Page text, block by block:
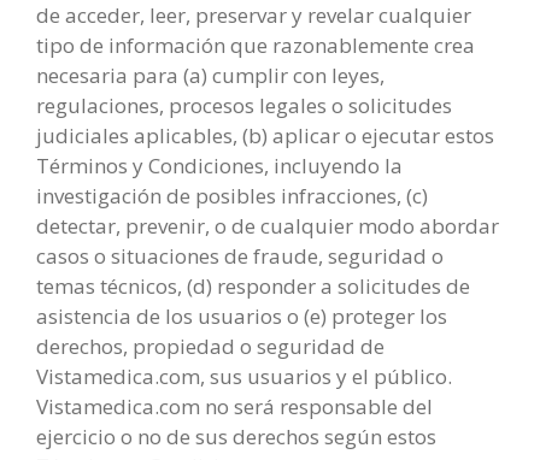
de acceder, leer, preservar y revelar cualquier
tipo de información que razonablemente crea
necesaria para (a) cumplir con leyes,
regulaciones, procesos legales o solicitudes
judiciales aplicables, (b) aplicar o ejecutar estos
Términos y Condiciones, incluyendo la
investigación de posibles infracciones, (c)
detectar, prevenir, o de cualquier modo abordar
casos o situaciones de fraude, seguridad o
temas técnicos, (d) responder a solicitudes de
asistencia de los usuarios o (e) proteger los
derechos, propiedad o seguridad de
Vistamedica.com, sus usuarios y el público.
Vistamedica.com no será responsable del
ejercicio o no de sus derechos según estos